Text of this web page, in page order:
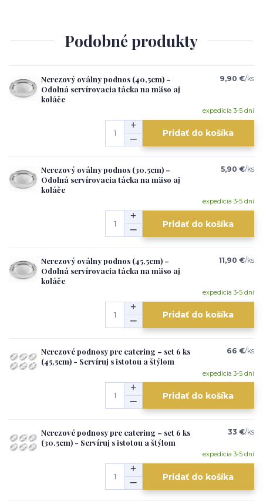
Podobné produkty
Nerezový oválny podnos (40,5cm) –
Odolná servírovacia tácka na mäso aj
koláče
9,90 €/ks
expedícia 3-5 dní
Pridať do košíka
Nerezový oválny podnos (30,5cm) –
Odolná servírovacia tácka na mäso aj
koláče
5,90 €/ks
expedícia 3-5 dní
Pridať do košíka
Nerezový oválny podnos (45,5cm) –
Odolná servírovacia tácka na mäso aj
koláče
11,90 €/ks
expedícia 3-5 dní
Pridať do košíka
Nerezové podnosy pre catering – set 6 ks
(45,5cm) - Servíruj s istotou a štýlom
66 €/ks
expedícia 3-5 dní
Pridať do košíka
Nerezové podnosy pre catering – set 6 ks
(30,5cm) - Servíruj s istotou a štýlom
33 €/ks
expedícia 3-5 dní
Pridať do košíka